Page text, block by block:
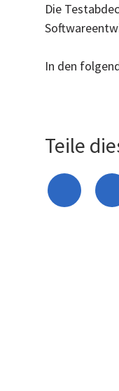
Die
In den
Teile